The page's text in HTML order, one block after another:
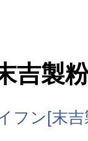
吉製
フン[末吉